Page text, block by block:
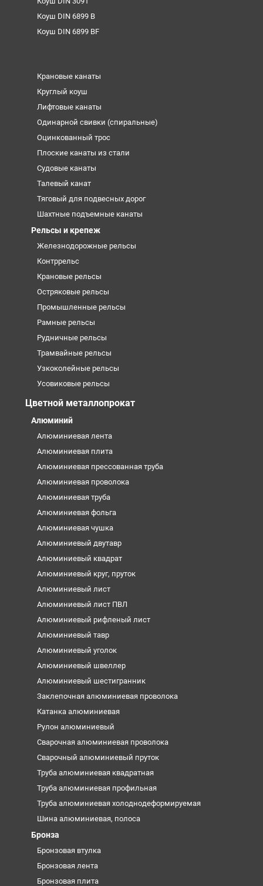
Коуш DIN 6899 B
Коуш DIN 6899 BF
Крановые канаты
Круглый коуш
Лифтовые канаты
Одинарной свивки (спиральные)
Оцинкованный трос
Плоские канаты из стали
Судовые канаты
Талевый канат
Тяговый для подвесных дорог
Шахтные подъемные канаты
Рельсы и крепеж
Железнодорожные рельсы
Контррельс
Крановые рельсы
Остряковые рельсы
Промышленные рельсы
Рамные рельсы
Рудничные рельсы
Трамвайные рельсы
Узкоколейные рельсы
Усовиковые рельсы
Цветной металлопрокат
Алюминий
Алюминиевая лента
Алюминиевая плита
Алюминиевая прессованная труба
Алюминиевая проволока
Алюминиевая труба
Алюминиевая фольга
Алюминиевая чушка
Алюминиевый двутавр
Алюминиевый квадрат
Алюминиевый круг, пруток
Алюминиевый лист
Алюминиевый лист ПВЛ
Алюминиевый рифленый лист
Алюминиевый тавр
Алюминиевый уголок
Алюминиевый швеллер
Алюминиевый шестигранник
Заклепочная алюминиевая проволока
Катанка алюминиевая
Рулон алюминиевый
Сварочная алюминиевая проволока
Сварочный алюминиевый пруток
Труба алюминиевая квадратная
Труба алюминиевая профильная
Труба алюминиевая холоднодеформируемая
Шина алюминиевая, полоса
Бронза
Бронзовая втулка
Бронзовая лента
Бронзовая плита